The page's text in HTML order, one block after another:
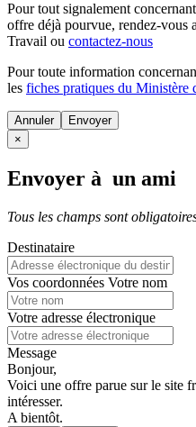
Pour tout signalement
offre déjà pourvue, rendez-vous
Travail ou contactez-nous
Pour toute information
les fiches pratiques du Ministère
Annuler
×
Envoyer à un ami
Tous les champs sont
Destinataire
Vos coordonnées Votre nom
Votre adresse électronique
Message
Bonjour,
Voici une offre parue sur le site
intéresser.
A bientôt.